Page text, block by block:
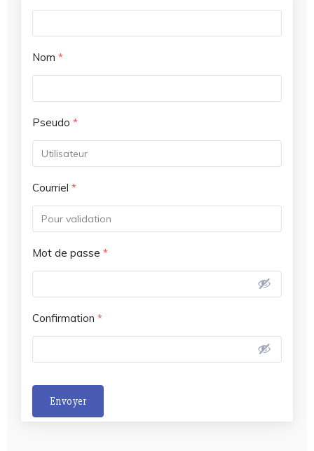
Nom *
Pseudo *
Courriel *
Mot de passe *
Confirmation *
Envoyer